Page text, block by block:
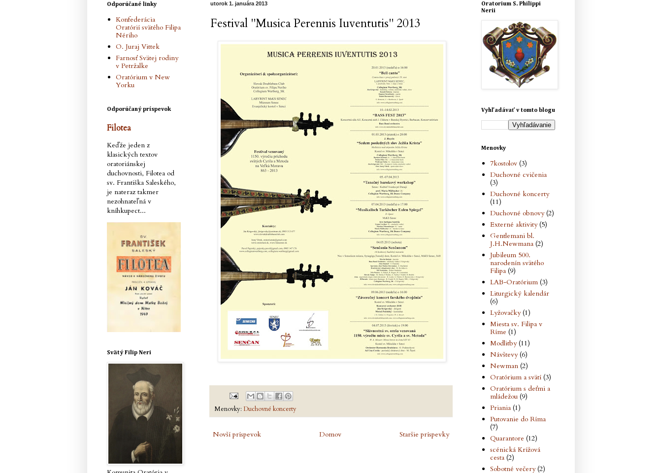
utorok 1. januára 2013
Festival "Musica Perennis Iuventutis" 2013
Menovky: Duchovné koncerty
Novší príspevok Staršie príspevky
Domov
Odporúčané linky
Konfederácia
Oratórií svätého Filipa
Nériho
O. Juraj Vittek
Farnosť Svätej rodiny
v Petržalke
Oratórium v New
Yorku
Odporúčaný príspevok
Filotea
Keďže jeden z
klasických textov
oratoriánskej
duchovnosti, Filotea od
sv. Františka Saleského,
je nateraz takmer
nezohnateľná v
kníhkupect...
Svätý Filip Neri
Oratorium S. Philippi
Nerii
Vyhľadávať v tomto blogu
Menovky
7kostolov (3)
Duchovné cvičenia
(3)
Duchovné koncerty
(11)
Duchovné obnovy (2)
Externé aktivity (5)
Gentlemani bl.
J.H.Newmana (2)
Jubileum 500.
narodenín svätého
Filipa (9)
LAB-Oratórium (3)
Liturgický kalendár
(6)
Lyžovačky (1)
Miesta sv. Filipa v
Ríme (1)
Modlitby (11)
Návštevy (6)
Newman (2)
Oratórium a svätí (3)
Oratórium s deťmi a
mládežou (9)
Priania (1)
Putovanie do Ríma
(7)
Quarantore (12)
scénická Krížová
cesta (2)
Sobotné večery (2)